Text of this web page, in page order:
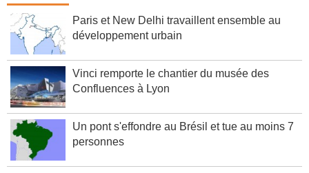
Paris et New Delhi travaillent ensemble au
développement urbain
Vinci remporte le chantier du musée des
Confluences à Lyon
Un pont s'effondre au Brésil et tue au moins 7
personnes